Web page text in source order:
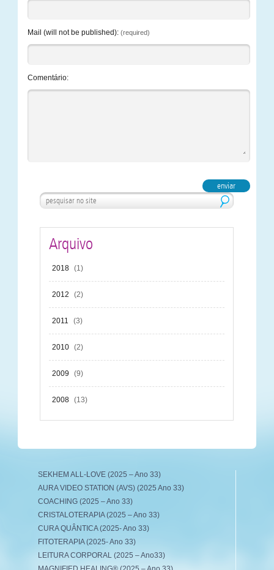
Mail (will not be published): (required)
Comentário:
Arquivo
2018 (1)
2012 (2)
2011 (3)
2010 (2)
2009 (9)
2008 (13)
SEKHEM ALL-LOVE (2025 – Ano 33)
AURA VIDEO STATION (AVS) (2025 Ano 33)
COACHING (2025 – Ano 33)
CRISTALOTERAPIA (2025 – Ano 33)
CURA QUÂNTICA (2025- Ano 33)
FITOTERAPIA (2025- Ano 33)
LEITURA CORPORAL (2025 – Ano33)